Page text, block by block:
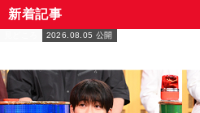
新着記事
2026.08.05 公開